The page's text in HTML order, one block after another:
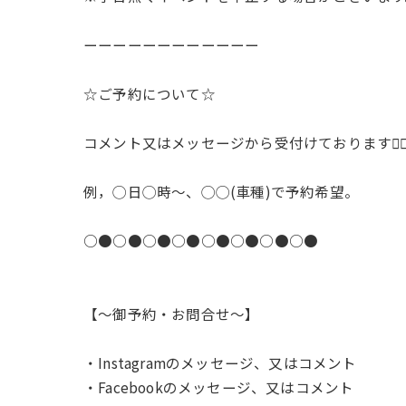
ーーーーーーーーーーーー
☆ご予約について☆
コメント又はメッセージから受付けております
例，◯日◯時〜、◯◯(車種)で予約希望。
○●○●○●○●○●○●○●○●
【〜御予約・お問合せ〜】
・Instagramのメッセージ、又はコメント
・Facebookのメッセージ、又はコメント